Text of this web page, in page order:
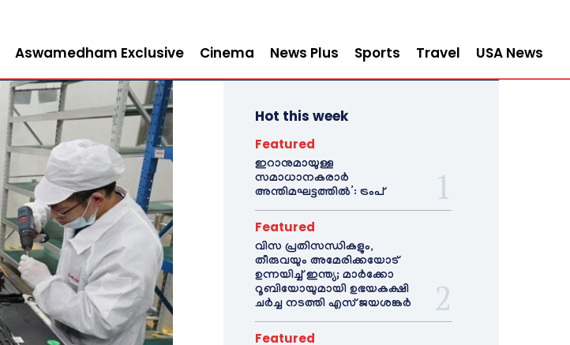
Aswamedham Exclusive Cinema News Plus Sports Travel USA News
Hot this week
Featured
ഇറാനുമായുള്ള
സമാധാനകരാർ
അന്തിമഘട്ടത്തിൽ‌’: ട്രംപ്
Featured
വിസ പ്രതിസന്ധികളും,
തീരുവയും അമേരിക്കയോട്
ഉന്നയിച്ച് ഇന്ത്യ; മാർക്കോ
റൂബിയോയുമായി ഉഭയകക്ഷി
ചർച്ച നടത്തി എസ് ജയശങ്കർ
Featured